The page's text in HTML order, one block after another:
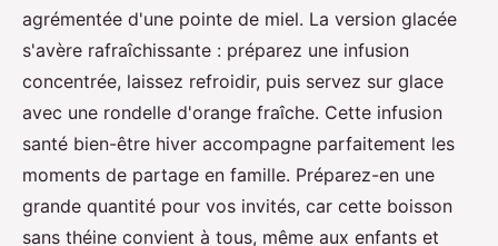
agrémentée d'une pointe de miel. La version glacée
s'avère rafraîchissante : préparez une infusion
concentrée, laissez refroidir, puis servez sur glace
avec une rondelle d'orange fraîche. Cette infusion
santé bien-être hiver accompagne parfaitement les
moments de partage en famille. Préparez-en une
grande quantité pour vos invités, car cette boisson
sans théine convient à tous, même aux enfants et